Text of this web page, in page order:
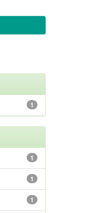
1
1
1
1